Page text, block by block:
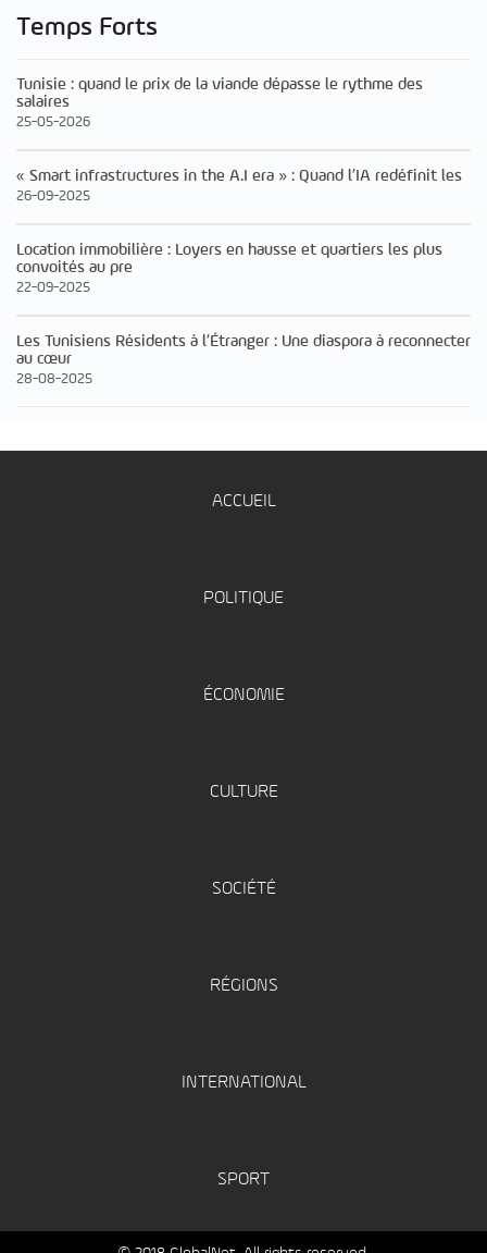
Temps Forts
Tunisie : quand le prix de la viande dépasse le rythme des
salaires
25-05-2026
« Smart infrastructures in the A.I era » : Quand l’IA redéfinit les
26-09-2025
Location immobilière : Loyers en hausse et quartiers les plus
convoités au pre
22-09-2025
Les Tunisiens Résidents à l’Étranger : Une diaspora à reconnecter
au cœur
28-08-2025
ACCUEIL
POLITIQUE
ÉCONOMIE
CULTURE
SOCIÉTÉ
RÉGIONS
INTERNATIONAL
SPORT